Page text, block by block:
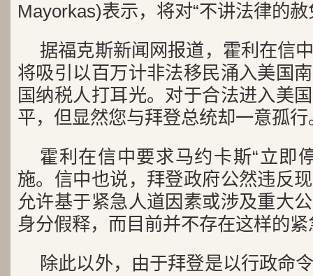
Mayorkas)表示，将对“不讲法律的
据福克斯新闻网报道，霍利在信
将吸引以百万计非法移民涌入美国
国纳税人打耳光。对于合法进入美
平，但显然您与拜登总统却一意孤行
霍利在信中要求马约卡斯“立即
施。信中也说，拜登政府公然违反
允许基于紧急人道因素或涉及重大
身分假释，而目前并不存在这样的
除此以外，由于拜登是以行政命